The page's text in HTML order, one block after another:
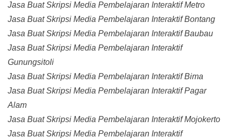
Jasa Buat Skripsi Media Pembelajaran Interaktif Metro
Jasa Buat Skripsi Media Pembelajaran Interaktif Bontang
Jasa Buat Skripsi Media Pembelajaran Interaktif Baubau
Jasa Buat Skripsi Media Pembelajaran Interaktif
Gunungsitoli
Jasa Buat Skripsi Media Pembelajaran Interaktif Bima
Jasa Buat Skripsi Media Pembelajaran Interaktif Pagar
Alam
Jasa Buat Skripsi Media Pembelajaran Interaktif Mojokerto
Jasa Buat Skripsi Media Pembelajaran Interaktif